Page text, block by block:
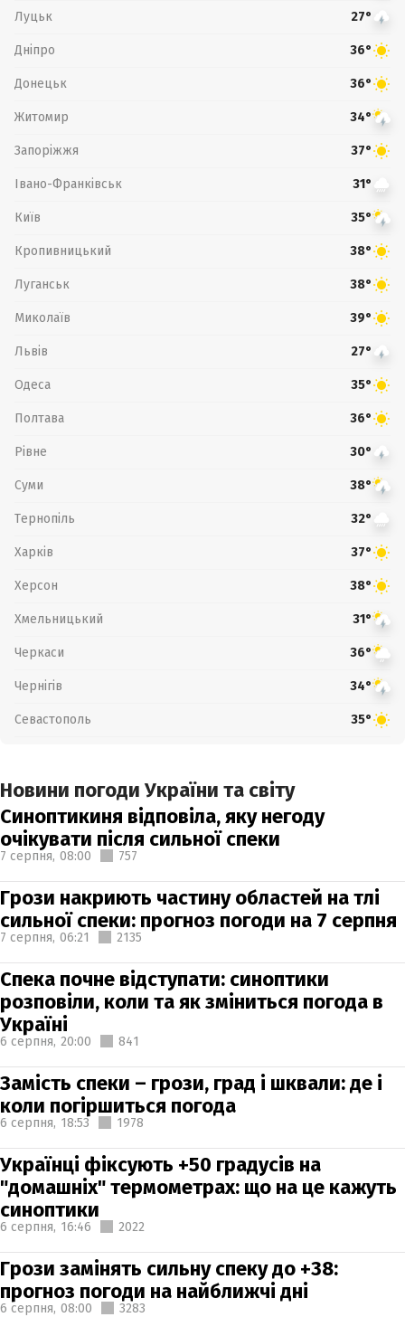
Луцьк 27°
Дніпро 36°
Донецьк 36°
Житомир 34°
Запоріжжя 37°
Івано-Франківськ 31°
Київ 35°
Кропивницький 38°
Луганськ 38°
Миколаїв 39°
Львів 27°
Одеса 35°
Полтава 36°
Рівне 30°
Суми 38°
Тернопіль 32°
Харків 37°
Херсон 38°
Хмельницький 31°
Черкаси 36°
Чернігів 34°
Севастополь 35°
Новини погоди України та світу
Синоптикиня відповіла, яку негоду
очікувати після сильної спеки
7 серпня, 08:00 757
Грози накриють частину областей на тлі
сильної спеки: прогноз погоди на 7 серпня
7 серпня, 06:21 2135
Спека почне відступати: синоптики
розповіли, коли та як зміниться погода в
Україні
6 серпня, 20:00 841
Замість спеки – грози, град і шквали: де і
коли погіршиться погода
6 серпня, 18:53 1978
Українці фіксують +50 градусів на
"домашніх" термометрах: що на це кажуть
синоптики
6 серпня, 16:46 2022
Грози замінять сильну спеку до +38:
прогноз погоди на найближчі дні
6 серпня, 08:00 3283